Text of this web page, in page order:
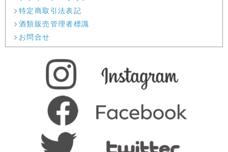
特定商取引法表記
酒類販売管理者標識
お問合せ